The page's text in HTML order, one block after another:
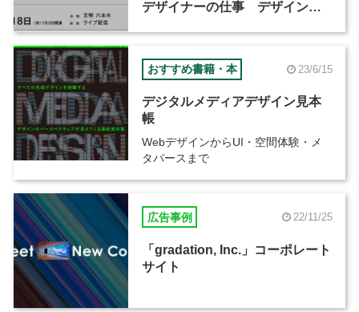
デザイナーの仕事 デザインの
おすすめ書籍・本 23/6/15
デジタルメディアデザイン見本
帳
WebデザインからUI・空間体験・メ
タバースまで
広告事例 22/11/25
「gradation, Inc.」コーポレート
サイト